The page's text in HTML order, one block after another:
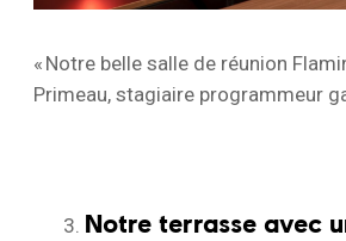
« Notre belle salle de réunion
Primeau, stagiaire programmeur
Notre terrasse avec